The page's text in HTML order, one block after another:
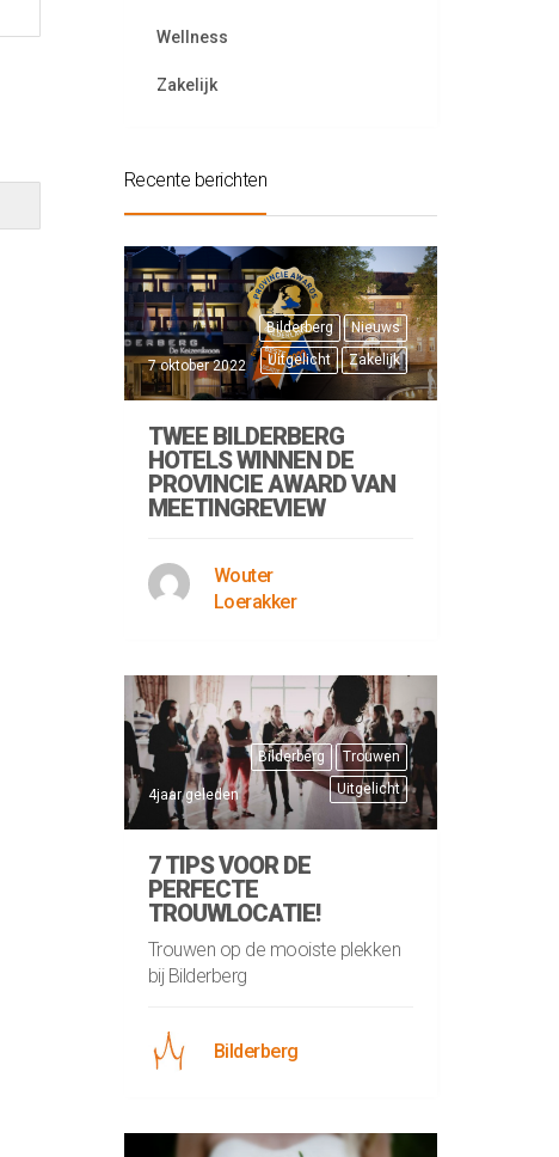
Wellness
Zakelijk
Recente berichten
Bilderberg
Nieuws
Uitgelicht
Zakelijk
7 oktober 2022
TWEE BILDERBERG
HOTELS WINNEN DE
PROVINCIE AWARD VAN
MEETINGREVIEW
Wouter
Loerakker
Bilderberg
Trouwen
Uitgelicht
4jaar geleden
7 TIPS VOOR DE
PERFECTE
TROUWLOCATIE!
Trouwen op de mooiste plekken
bij Bilderberg
Bilderberg